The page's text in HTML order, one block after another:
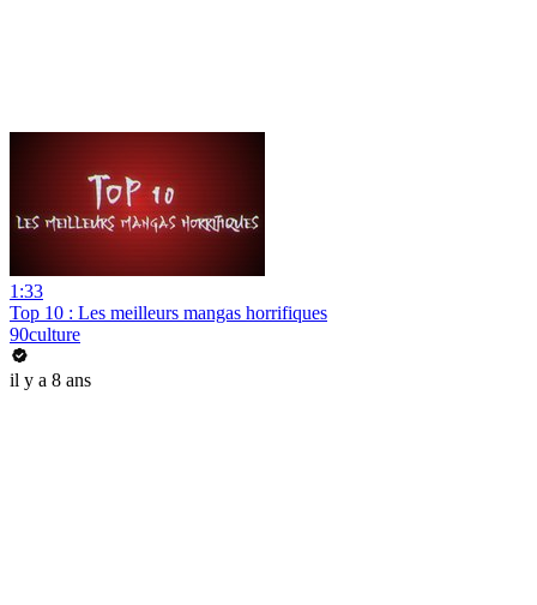
1:33
Top 10 : Les meilleurs mangas horrifiques
90culture
il y a 8 ans